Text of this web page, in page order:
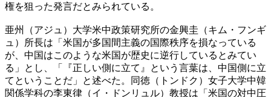
権を狙った発言だとみられている。
亜州（アジュ）大学米中政策研究所の金興圭（キム・フンギ
ュ）所長は「米国が多国間主義の国際秩序を損なっている
が、中国はこのような米国が歴史に逆行しているとみてい
る」とし、「『正しい側に立て』という言葉は、中国側に立
てということだ」と述べた。同徳（トンドク）女子大学中韓
関係学科の李東律（イ・ドンリュル）教授は「米国の対中圧